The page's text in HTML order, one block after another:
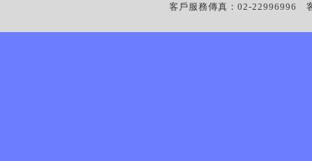
客戶服務傳真：02-22996996